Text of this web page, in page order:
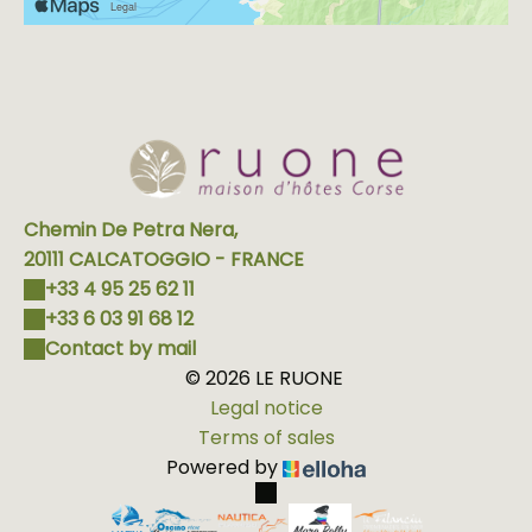
charmants souvenirs.
Chemin De Petra Nera,
20111 CALCATOGGIO - FRANCE
+33 4 95 25 62 11
+33 6 03 91 68 12
Contact by mail
© 2026 LE RUONE
Legal notice
Terms of sales
Powered by